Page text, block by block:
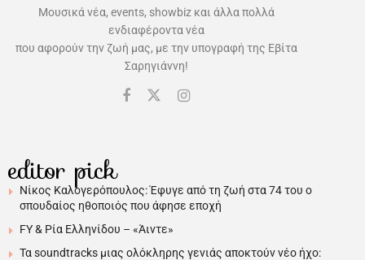
Μουσικά νέα, events, showbiz και άλλα πολλά
ενδιαφέροντα νέα
που αφορούν την ζωή μας, με την υπογραφή της Εβίτα
Σαρηγιάννη!
editor pick
Νίκος Καλογερόπουλος: Έφυγε από τη ζωή στα 74 του ο
σπουδαίος ηθοποιός που άφησε εποχή
FY & Ρία Ελληνίδου – «Άιντε»
Τα soundtracks μιας ολόκληρης γενιάς αποκτούν νέο ήχο: